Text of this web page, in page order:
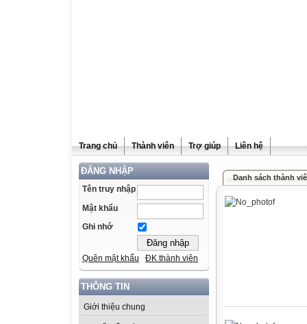
Trang chủ Thành viên Trợ giúp Liên hệ
ĐĂNG NHẬP
Tên truy nhập
Mật khẩu
Ghi nhớ
Quên mật khẩu ĐK thành viên
THÔNG TIN
Giới thiệu chung
Danh sách thành